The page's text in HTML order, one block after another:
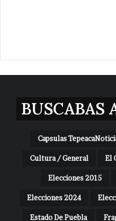
BUSCABAS
Capsulas
Cultura / General El
Elecciones 2015
Elecciones 2024
Estado De Puebla